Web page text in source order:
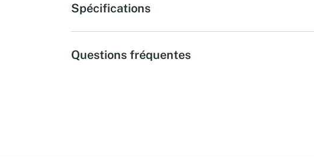
Spécifications
Questions fréquentes